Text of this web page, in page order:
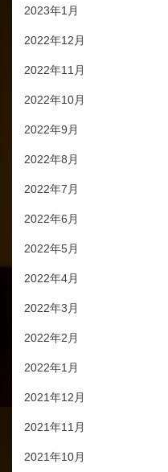
2023年1月
2022年12月
2022年11月
2022年10月
2022年9月
2022年8月
2022年7月
2022年6月
2022年5月
2022年4月
2022年3月
2022年2月
2022年1月
2021年12月
2021年11月
2021年10月